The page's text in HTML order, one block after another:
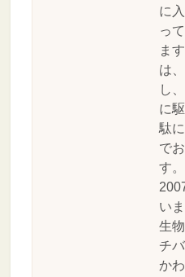
に
っ
ま
は
し
に
駄
で
す。
い
生
チ
か